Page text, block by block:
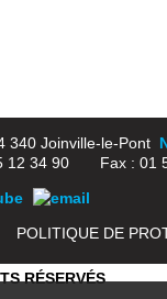
340 Joinville-le-Pont
90 Fax : 01 55
POLITIQUE DE
RÉSERVÉS